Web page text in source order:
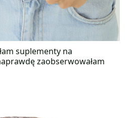
suplementy na
zaobserwowałam